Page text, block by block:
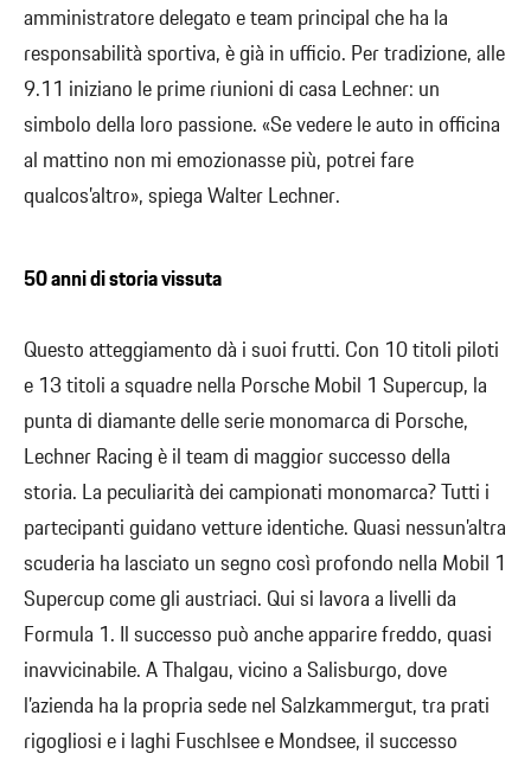
amministratore delegato e team principal che ha la
responsabilità sportiva, è già in ufficio. Per tradizione, alle
9.11 iniziano le prime riunioni di casa Lechner: un
simbolo della loro passione. «Se vedere le auto in officina
al mattino non mi emozionasse più, potrei fare
qualcos’altro», spiega Walter Lechner.
50 anni di storia vissuta
Questo atteggiamento dà i suoi frutti. Con 10 titoli piloti
e 13 titoli a squadre nella Porsche Mobil 1 Supercup, la
punta di diamante delle serie monomarca di Porsche,
Lechner Racing è il team di maggior successo della
storia. La peculiarità dei campionati monomarca? Tutti i
partecipanti guidano vetture identiche. Quasi nessun’altra
scuderia ha lasciato un segno così profondo nella Mobil 1
Supercup come gli austriaci. Qui si lavora a livelli da
Formula 1. Il successo può anche apparire freddo, quasi
inavvicinabile. A Thalgau, vicino a Salisburgo, dove
l’azienda ha la propria sede nel Salzkammergut, tra prati
rigogliosi e i laghi Fuschlsee e Mondsee, il successo